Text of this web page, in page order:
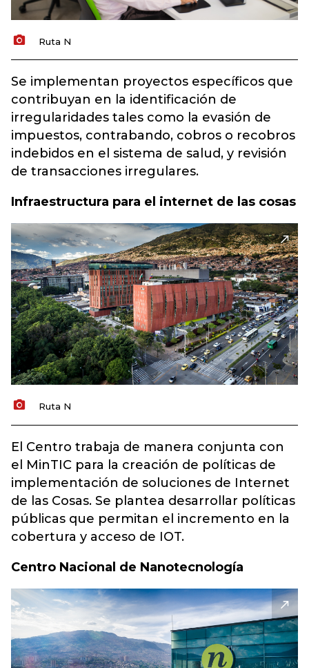
Ruta N
Se implementan proyectos específicos que
contribuyan en la identificación de
irregularidades tales como la evasión de
impuestos, contrabando, cobros o recobros
indebidos en el sistema de salud, y revisión
de transacciones irregulares.
Infraestructura para el internet de las cosas
Ruta N
El Centro trabaja de manera conjunta con
el MinTIC para la creación de políticas de
implementación de soluciones de Internet
de las Cosas. Se plantea desarrollar políticas
públicas que permitan el incremento en la
cobertura y acceso de IOT.
Centro Nacional de Nanotecnología